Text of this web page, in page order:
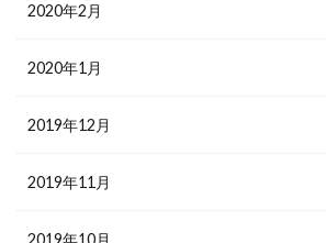
2020年2月
2020年1月
2019年12月
2019年11月